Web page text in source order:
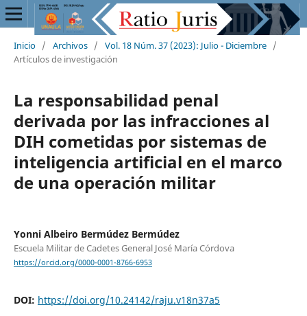
Inicio / Archivos / Vol. 18 Núm. 37 (2023): Julio - Diciembre /
Artículos de investigación
La responsabilidad penal
derivada por las infracciones al
DIH cometidas por sistemas de
inteligencia artificial en el marco
de una operación militar
Yonni Albeiro Bermúdez Bermúdez
Escuela Militar de Cadetes General José María Córdova
https://orcid.org/0000-0001-8766-6953
DOI: https://doi.org/10.24142/raju.v18n37a5